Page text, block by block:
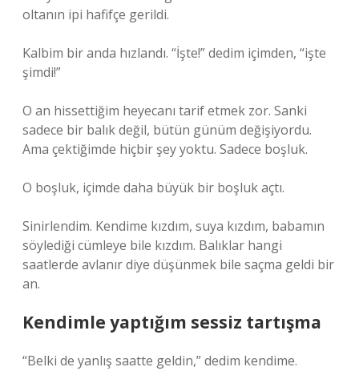
oltanın ipi hafifçe gerildi.
Kalbim bir anda hızlandı. “İşte!” dedim içimden, “işte
şimdi!”
O an hissettiğim heyecanı tarif etmek zor. Sanki
sadece bir balık değil, bütün günüm değişiyordu.
Ama çektiğimde hiçbir şey yoktu. Sadece boşluk.
O boşluk, içimde daha büyük bir boşluk açtı.
Sinirlendim. Kendime kızdım, suya kızdım, babamın
söylediği cümleye bile kızdım. Balıklar hangi
saatlerde avlanır diye düşünmek bile saçma geldi bir
an.
Kendimle yaptığım sessiz tartışma
“Belki de yanlış saatte geldin,” dedim kendime.